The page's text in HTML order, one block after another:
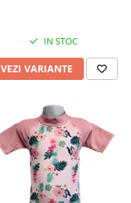
IN STOC
VEZI VARIANTE